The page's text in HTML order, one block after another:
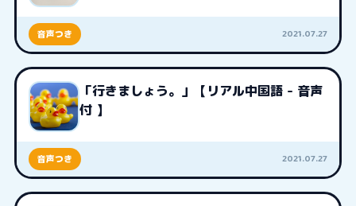
音声つき 2021.07.27
「行きましょう。」【リアル中国語 - 音声
付 】
音声つき 2021.07.27